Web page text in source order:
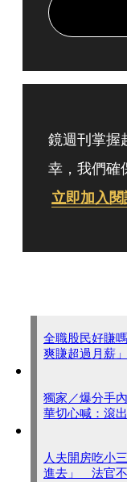
鏡週刊掌握
幸，我們確
立即加入
全職股民好賺
爽賺超過月薪
獨家／爆分手
華切心喊：滾
人夫開房吃小
進去」 法官